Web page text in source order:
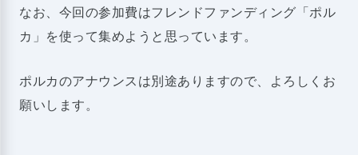
なお、今回の参加費はフレンドファンディング「ポル
カ」を使って集めようと思っています。
ポルカのアナウンスは別途ありますので、よろしくお
願いします。